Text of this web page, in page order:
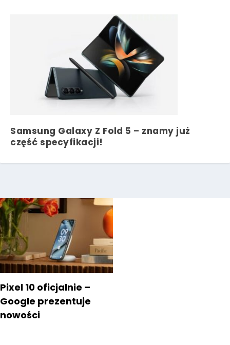
Samsung Galaxy Z Fold 5 – znamy już
część specyfikacji!
Pixel 10 oficjalnie –
Google prezentuje
nowości